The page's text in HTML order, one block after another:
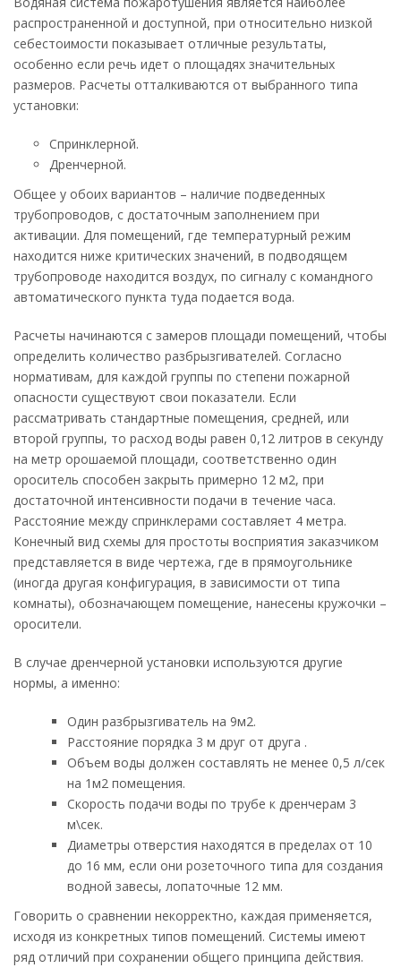
распространенной и доступной, при относительно низкой
себестоимости показывает отличные результаты,
особенно если речь идет о площадях значительных
размеров. Расчеты отталкиваются от выбранного типа
установки:
Спринклерной.
Дренчерной.
Общее у обоих вариантов – наличие подведенных
трубопроводов, с достаточным заполнением при
активации. Для помещений, где температурный режим
находится ниже критических значений, в подводящем
трубопроводе находится воздух, по сигналу с командного
автоматического пункта туда подается вода.
Расчеты начинаются с замеров площади помещений, чтобы
определить количество разбрызгивателей. Согласно
нормативам, для каждой группы по степени пожарной
опасности существуют свои показатели. Если
рассматривать стандартные помещения, средней, или
второй группы, то расход воды равен 0,12 литров в секунду
на метр орошаемой площади, соответственно один
ороситель способен закрыть примерно 12 м2, при
достаточной интенсивности подачи в течение часа.
Расстояние между спринклерами составляет 4 метра.
Конечный вид схемы для простоты восприятия заказчиком
представляется в виде чертежа, где в прямоугольнике
(иногда другая конфигурация, в зависимости от типа
комнаты), обозначающем помещение, нанесены кружочки –
оросители.
В случае дренчерной установки используются другие
нормы, а именно:
Один разбрызгиватель на 9м2.
Расстояние порядка 3 м друг от друга .
Объем воды должен составлять не менее 0,5 л/сек
на 1м2 помещения.
Скорость подачи воды по трубе к дренчерам 3
м\сек.
Диаметры отверстия находятся в пределах от 10
до 16 мм, если они розеточного типа для создания
водной завесы, лопаточные 12 мм.
Говорить о сравнении некорректно, каждая применяется,
исходя из конкретных типов помещений. Системы имеют
ряд отличий при сохранении общего принципа действия.